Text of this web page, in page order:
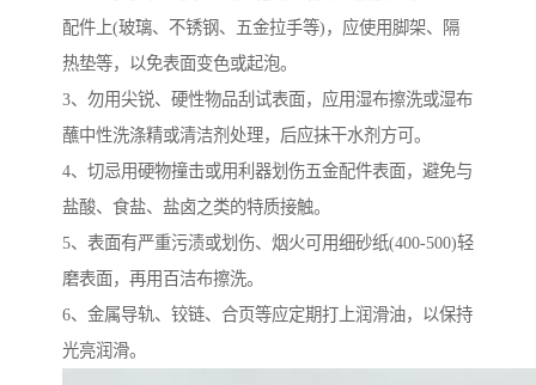
配件上(玻璃、不锈钢、五金拉手等)，应使用脚架、隔
热垫等，以免表面变色或起泡。
3、勿用尖锐、硬性物品刮试表面，应用湿布擦洗或湿布
蘸中性洗涤精或清洁剂处理，后应抹干水剂方可。
4、切忌用硬物撞击或用利器划伤五金配件表面，避免与
盐酸、食盐、盐卤之类的特质接触。
5、表面有严重污渍或划伤、烟火可用细砂纸(400-500)轻
磨表面，再用百洁布擦洗。
6、金属导轨、铰链、合页等应定期打上润滑油，以保持
光亮润滑。